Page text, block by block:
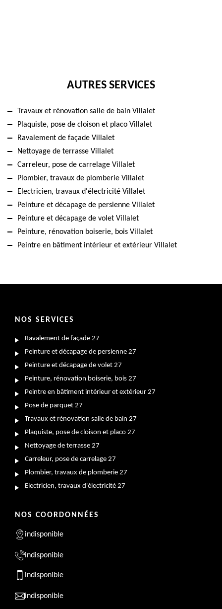
AUTRES SERVICES
Travaux et rénovation salle de bain Villalet
Plaquiste, pose de cloison et placo Villalet
Ravalement de façade Villalet
Nettoyage de terrasse Villalet
Carreleur, pose de carrelage Villalet
Plombier, travaux de plomberie Villalet
Electricien, travaux d'électricité Villalet
Peinture et décapage de persienne Villalet
Peinture et décapage de volet Villalet
Peinture, rénovation boiserie, bois Villalet
Peintre en bâtiment intérieur et extérieur Villalet
NOS SERVICES
Ravalement de façade 27
Peinture et décapage de persienne 27
Peinture et décapage de volet 27
Peinture, rénovation boiserie, bois 27
Peintre en bâtiment intérieur et extérieur 27
Pose de parquet 27
Travaux et rénovation salle de bain 27
Plaquiste, pose de cloison et placo 27
Nettoyage de terrasse 27
Carreleur, pose de carrelage 27
Plombier, travaux de plomberie 27
Electricien, travaux d'électricité 27
NOS COORDONNÉES
indisponible
indisponible
indisponible
indisponible